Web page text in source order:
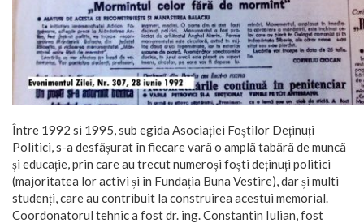
Între 1992 si 1995, sub egida Asociației Foștilor Deținuți
Politici, s-a desfãșurat în fiecare varã o amplã tabãrã de muncã
și educație, prin care au trecut numeroși foști deținuți politici
(majoritatea lor activi și în Fundația Buna Vestire), dar și multi
studenți, care au contribuit la construirea acestui memorial.
Coordonatorul tehnic a fost dr. ing. Constantin Iulian, fost